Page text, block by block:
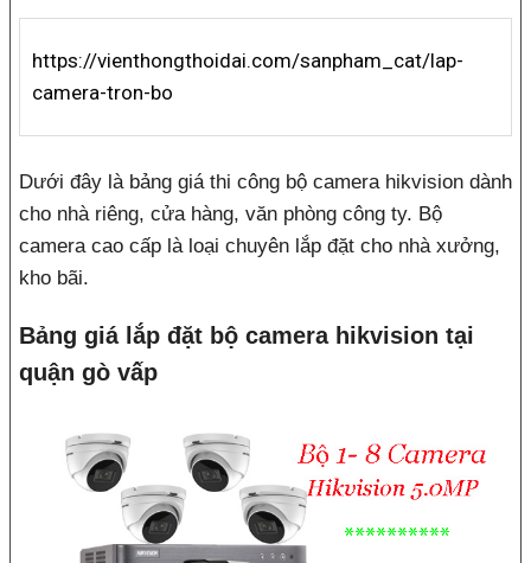
https://vienthongthoidai.com/sanpham_cat/lap-
camera-tron-bo
Dưới đây là bảng giá thi công bộ camera hikvision dành
cho nhà riêng, cửa hàng, văn phòng công ty. Bộ
camera cao cấp là loại chuyên lắp đặt cho nhà xưởng,
kho bãi.
Bảng giá lắp đặt bộ camera hikvision tại
quận gò vấp